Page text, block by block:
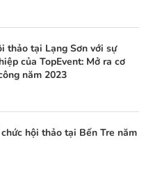
thảo tại Lạng Sơn với sự
của TopEvent: Mở ra cơ
năm 2023
hội thảo tại Bến Tre năm